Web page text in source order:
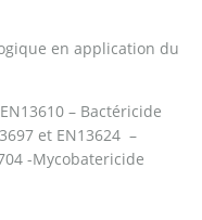
en application du
– Bactéricide
et EN13624 –
-Mycobatericide